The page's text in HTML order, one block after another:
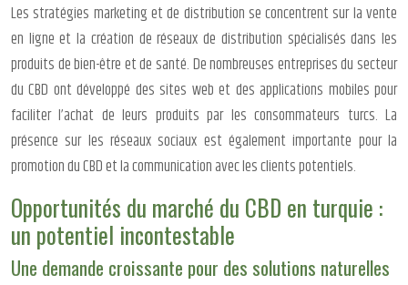
Les stratégies marketing et de distribution se concentrent sur la vente
en ligne et la création de réseaux de distribution spécialisés dans les
produits de bien-être et de santé. De nombreuses entreprises du secteur
du CBD ont développé des sites web et des applications mobiles pour
faciliter l’achat de leurs produits par les consommateurs turcs. La
présence sur les réseaux sociaux est également importante pour la
promotion du CBD et la communication avec les clients potentiels.
Opportunités du marché du CBD en turquie :
un potentiel incontestable
Une demande croissante pour des solutions naturelles